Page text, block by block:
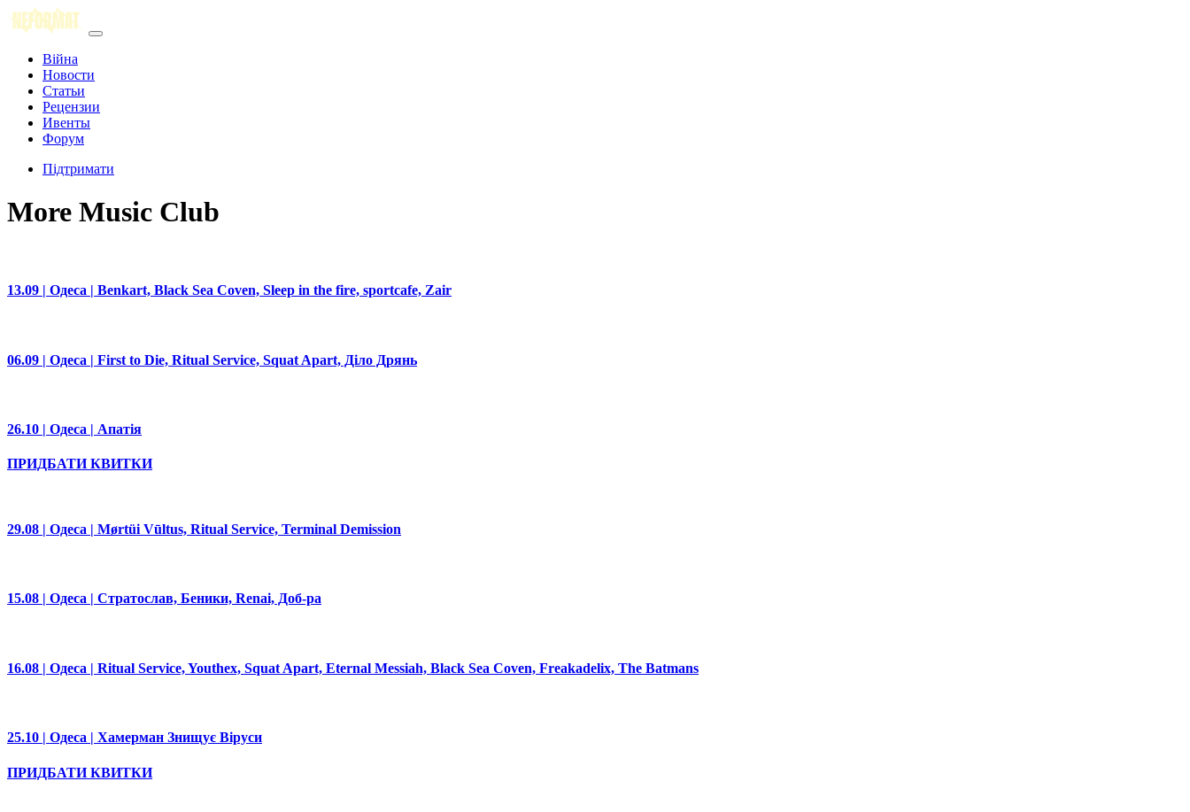
Війна
Новости
Статьи
Рецензии
Ивенты
Форум
Підтримати
More Music Club
13.09 | Одеса | Benkart, Black Sea Coven, Sleep in the fire, sportcafe, Zair
06.09 | Одеса | First to Die, Ritual Service, Squat Apart, Діло Дрянь
26.10 | Одеса | Апатія
ПРИДБАТИ КВИТКИ
29.08 | Одеса | Mørtüi Vūltus, Ritual Service, Terminal Demission
15.08 | Одеса | Стратослав, Беники, Renai, Доб-ра
16.08 | Одеса | Ritual Service, Youthex, Squat Apart, Eternal Messiah, Black Sea Coven, Freakadelix, The Batmans
25.10 | Одеса | Хамерман Знищує Віруси
ПРИДБАТИ КВИТКИ